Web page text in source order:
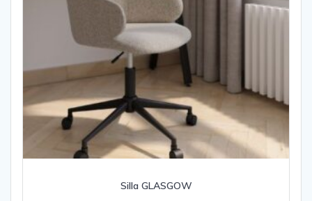
Silla GLASGOW